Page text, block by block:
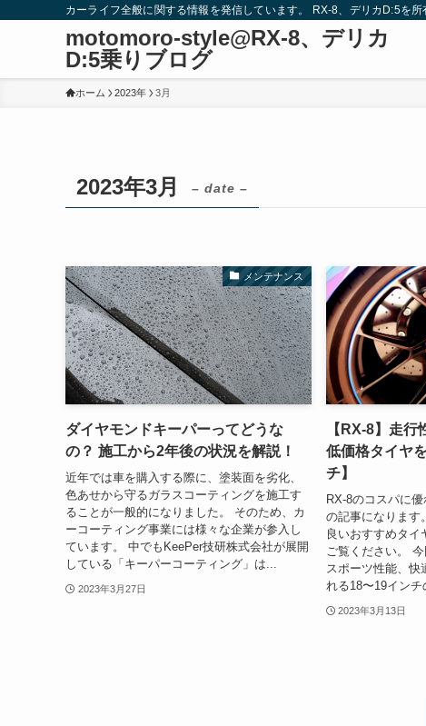
カーライフ全般に関する情報を発信しています。 RX-8、デリカD:5を所
motomoro-style@RX-8、デリカ
D:5乗りブログ
ホーム 2023年 3月
2023年3月 – date –
メンテナンス
ダイヤモンドキーパーってどうな
の？ 施工から2年後の状況を解説！
近年では車を購入する際に、塗装面を劣化、
色あせから守るガラスコーティングを施工す
ることが一般的になりました。 そのため、カ
ーコーティング事業には様々な企業が参入し
ています。 中でもKeePer技研株式会社が展開
している「キーパーコーティング」は...
2023年3月27日
【RX-8】走
低価格タイヤ
チ】
RX-8のコスパに
の記事になります
良いおすすめタイ
ご覧ください。
スポーツ性能、快
れる18〜19インチ
2023年3月13日